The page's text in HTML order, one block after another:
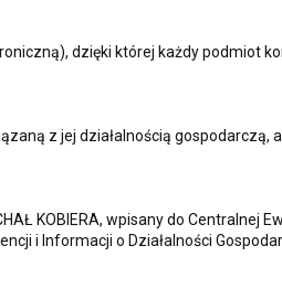
dzięki której każdy podmiot
z jej działalnością gospodarczą,
KOBIERA, wpisany do Centralnej
i Informacji o Działalności